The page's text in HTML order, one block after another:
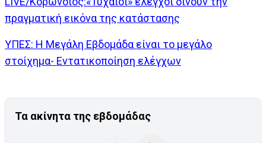
πραγματική εικόνα της κατάστασης
ΥΠΕΣ: Η Μεγάλη Εβδομάδα είναι το μεγάλο
στοίχημα- Εντατικοποίηση ελέγχων
Τα ακίνητα της εβδομάδας